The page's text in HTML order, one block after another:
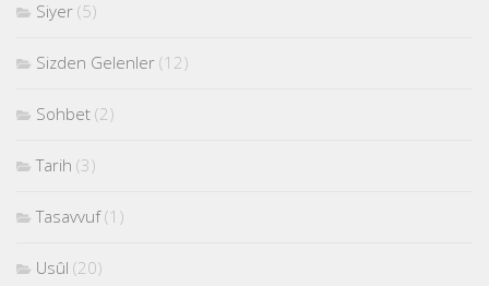
Siyer (5)
Sizden Gelenler (12)
Sohbet (2)
Tarih (3)
Tasavvuf(1)
Usûl (20)